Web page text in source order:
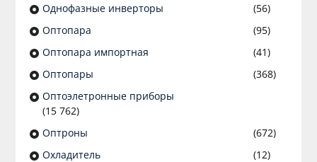
Однофазные инверторы
(56)
Оптопара
(95)
Оптопара импортная
(41)
Оптопары
(368)
Оптоэлетронные приборы
(15 762)
Оптроны
(672)
Охладитель
(12)